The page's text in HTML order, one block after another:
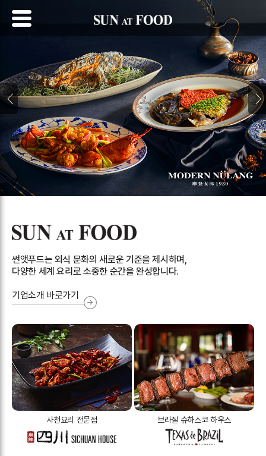
썬앳푸드는 외식 문화의 새로운 기준을 제시하며,
다양한 세계 요리로 소중한 순간을 완성합니다.
기업소개 바로가기
사천요리 전문점 브라질 슈하스코 하우스